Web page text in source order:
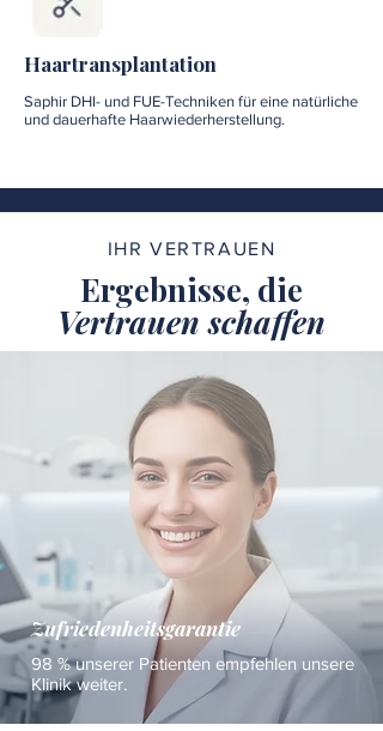
Haartransplantation
Saphir DHI- und FUE-Techniken für eine natürliche
und dauerhafte Haarwiederherstellung.
IHR VERTRAUEN
Ergebnisse, die
Vertrauen schaffen
Zufriedenheitsgarantie
98 % unserer Patienten empfehlen unsere
Klinik weiter.